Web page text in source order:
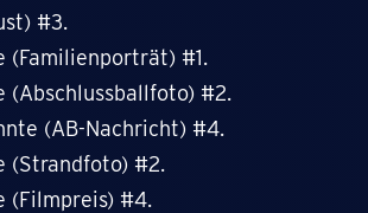
#3.
(Familienporträt) #1.
(Abschlussballfoto) #2.
(AB-Nachricht) #4.
(Strandfoto) #2.
(Filmpreis) #4.